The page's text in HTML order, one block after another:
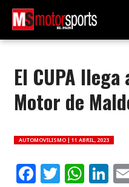
El CUPA
Motor de
AUTOMOVILISMO | 11 ABRIL, 2023
Facebook
Twitter